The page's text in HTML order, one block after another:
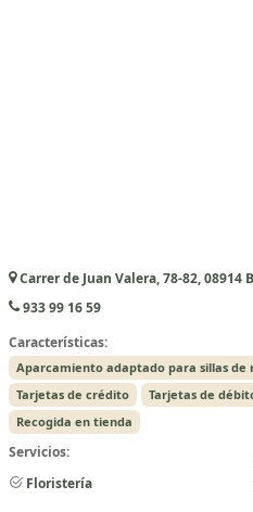
Carrer de Juan Valera, 78-82, 08914
933 99 16 59
Características:
Aparcamiento adaptado para sillas de
Tarjetas de crédito
Tarjetas de
Recogida en tienda
Servicios:
Floristería